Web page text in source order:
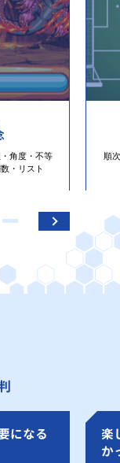
角度・不等
・リスト
順
になる
楽
か